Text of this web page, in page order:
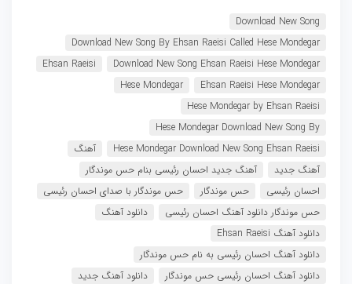
Download New Song
Download New Song By Ehsan Raeisi Called Hese Mondegar
Download New Song Ehsan Raeisi Hese Mondegar
Ehsan Raeisi
Ehsan Raeisi Hese Mondegar
Hese Mondegar
Hese Mondegar by Ehsan Raeisi
Hese Mondegar Download New Song By
Hese Mondegar Download New Song Ehsan Raeisi
آهنگ
آهنگ جدید
آهنگ جدید احسان رئیسی بنام حس موندگار
احسان رئیسی
حس موندگار
حس موندگار با صدای احسان رئیسی
حس موندگار دانلود آهنگ احسان رئیسی
دانلود آهنگ
دانلود آهنگ Ehsan Raeisi
دانلود آهنگ احسان رئیسی به نام حس موندگار
دانلود آهنگ احسان رئیسی حس موندگار
دانلود آهنگ جدید